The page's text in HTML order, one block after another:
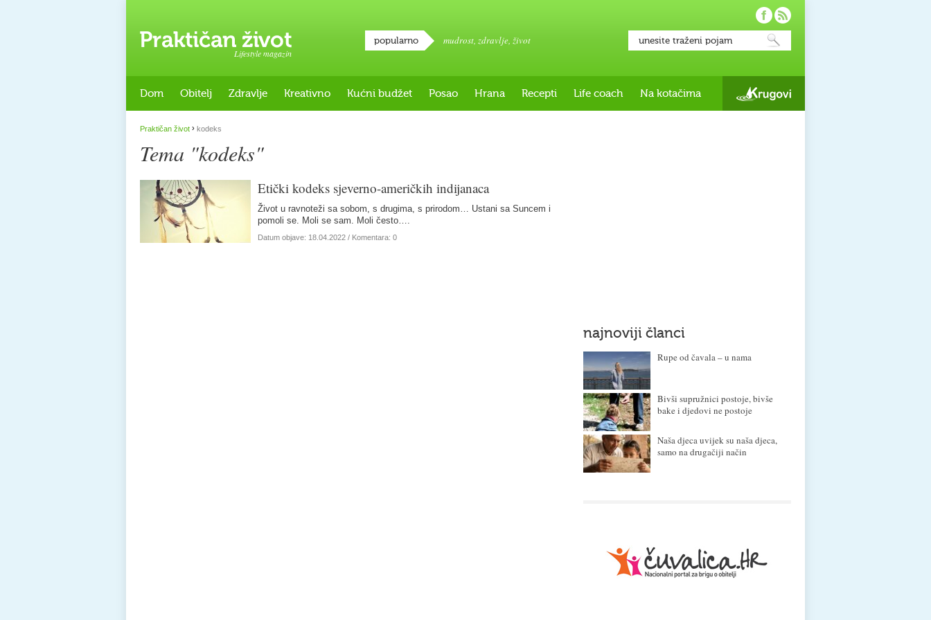
Lifestyle magazin
popularno mudrost, zdravlje, život
Dom Obitelj Zdravlje Kreativno Kućni budžet Posao Hrana Recepti Life coach Na kotačima
Praktičan život › kodeks
Tema "kodeks"
Etički kodeks sjeverno-američkih indijanaca
Život u ravnoteži sa sobom, s drugima, s prirodom… Ustani sa Suncem i
pomoli se. Moli se sam. Moli često….
Datum objave: 18.04.2022 / Komentara: 0
najnoviji članci
Rupe od čavala – u nama
Bivši supružnici postoje, bivše
bake i djedovi ne postoje
Naša djeca uvijek su naša djeca,
samo na drugačiji način